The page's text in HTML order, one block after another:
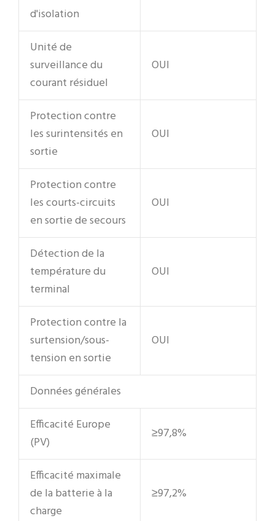
d'isolation
Unité de
surveillance du
courant résiduel
OUI
Protection contre
les surintensités en
sortie
OUI
Protection contre
les courts-circuits
en sortie de secours
OUI
Détection de la
température du
terminal
OUI
Protection contre la
surtension/sous-
tension en sortie
OUI
Données générales
Efficacité Europe
(PV)
≥97,8%
Efficacité maximale
de la batterie à la
charge
≥97,2%